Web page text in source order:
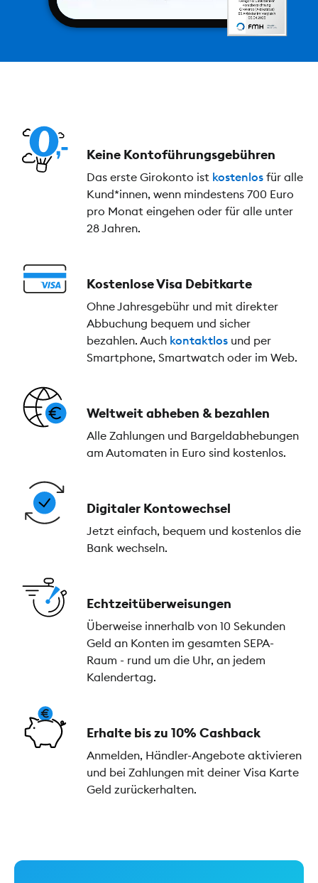
Keine Kontoführungs­gebühren
Das erste Girokonto ist kostenlos für alle
Kund*innen, wenn mindestens 700 Euro
pro Monat eingehen oder für alle unter
28 Jahren.
Kostenlose Visa Debitkarte
Ohne Jahresgebühr und mit direkter
Abbuchung bequem und sicher
bezahlen. Auch kontaktlos und per
Smartphone, Smartwatch oder im Web.
Weltweit abheben & bezahlen
Alle Zahlungen und Bargeldabhebungen
am Automaten in Euro sind kostenlos.
Digitaler Kontowechsel
Jetzt einfach, bequem und kostenlos die
Bank wechseln.
Echtzeitüberweisungen
Überweise innerhalb von 10 Sekunden
Geld an Konten im gesamten SEPA-
Raum - rund um die Uhr, an jedem
Kalendertag.
Erhalte bis zu 10% Cashback
Anmelden, Händler-Angebote aktivieren
und bei Zahlungen mit deiner Visa Karte
Geld zurückerhalten.